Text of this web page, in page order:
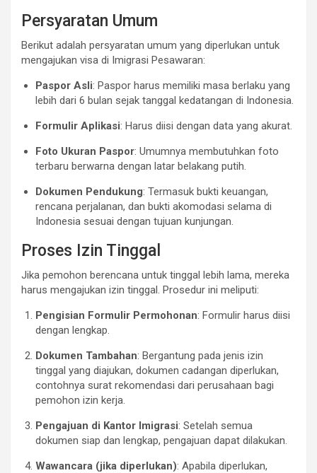
Persyaratan Umum
Berikut adalah persyaratan umum yang diperlukan untuk
mengajukan visa di Imigrasi Pesawaran:
Paspor Asli: Paspor harus memiliki masa berlaku yang
lebih dari 6 bulan sejak tanggal kedatangan di Indonesia.
Formulir Aplikasi: Harus diisi dengan data yang akurat.
Foto Ukuran Paspor: Umumnya membutuhkan foto
terbaru berwarna dengan latar belakang putih.
Dokumen Pendukung: Termasuk bukti keuangan,
rencana perjalanan, dan bukti akomodasi selama di
Indonesia sesuai dengan tujuan kunjungan.
Proses Izin Tinggal
Jika pemohon berencana untuk tinggal lebih lama, mereka
harus mengajukan izin tinggal. Prosedur ini meliputi:
Pengisian Formulir Permohonan: Formulir harus diisi
dengan lengkap.
Dokumen Tambahan: Bergantung pada jenis izin
tinggal yang diajukan, dokumen cadangan diperlukan,
contohnya surat rekomendasi dari perusahaan bagi
pemohon izin kerja.
Pengajuan di Kantor Imigrasi: Setelah semua
dokumen siap dan lengkap, pengajuan dapat dilakukan.
Wawancara (jika diperlukan): Apabila diperlukan,